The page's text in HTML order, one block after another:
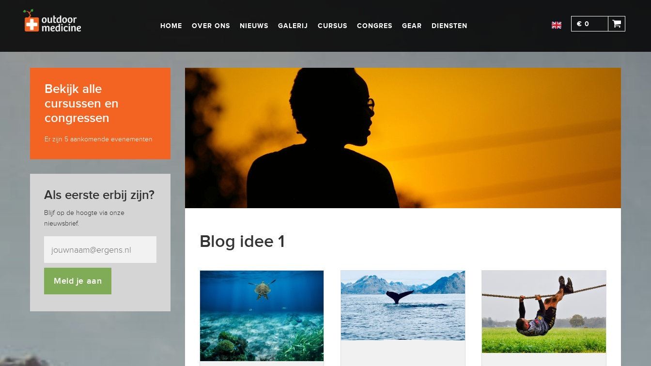
HOME OVER ONS NIEUWS GALERIJ CURSUS CONGRES GEAR DIENSTEN € 0
Bekijk alle
cursussen en
congressen
Er zijn 5 aankomende evenementen
Als eerste erbij zijn?
Blijf op de hoogte via onze
nieuwsbrief.
Meld je aan
Blog idee 1